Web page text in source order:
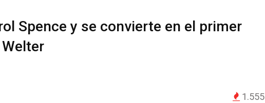
Spence y se convierte en el primer
1.555